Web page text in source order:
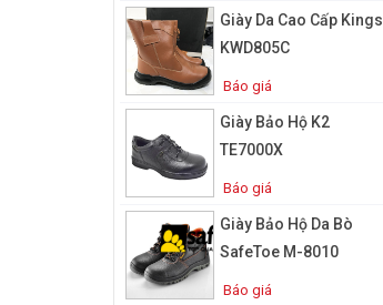
Giày Da Cao Cấp Kings
KWD805C
Báo giá
Giày Bảo Hộ K2
TE7000X
Báo giá
Giày Bảo Hộ Da Bò
SafeToe M-8010
Báo giá